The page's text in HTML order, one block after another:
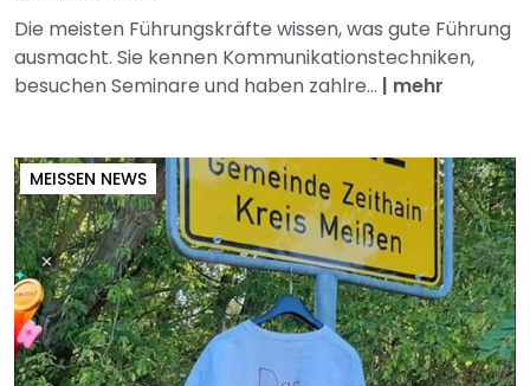
Die meisten Führungskräfte wissen, was gute Führung
ausmacht. Sie kennen Kommunikationstechniken,
besuchen Seminare und haben zahlre... | mehr
MEISSEN NEWS